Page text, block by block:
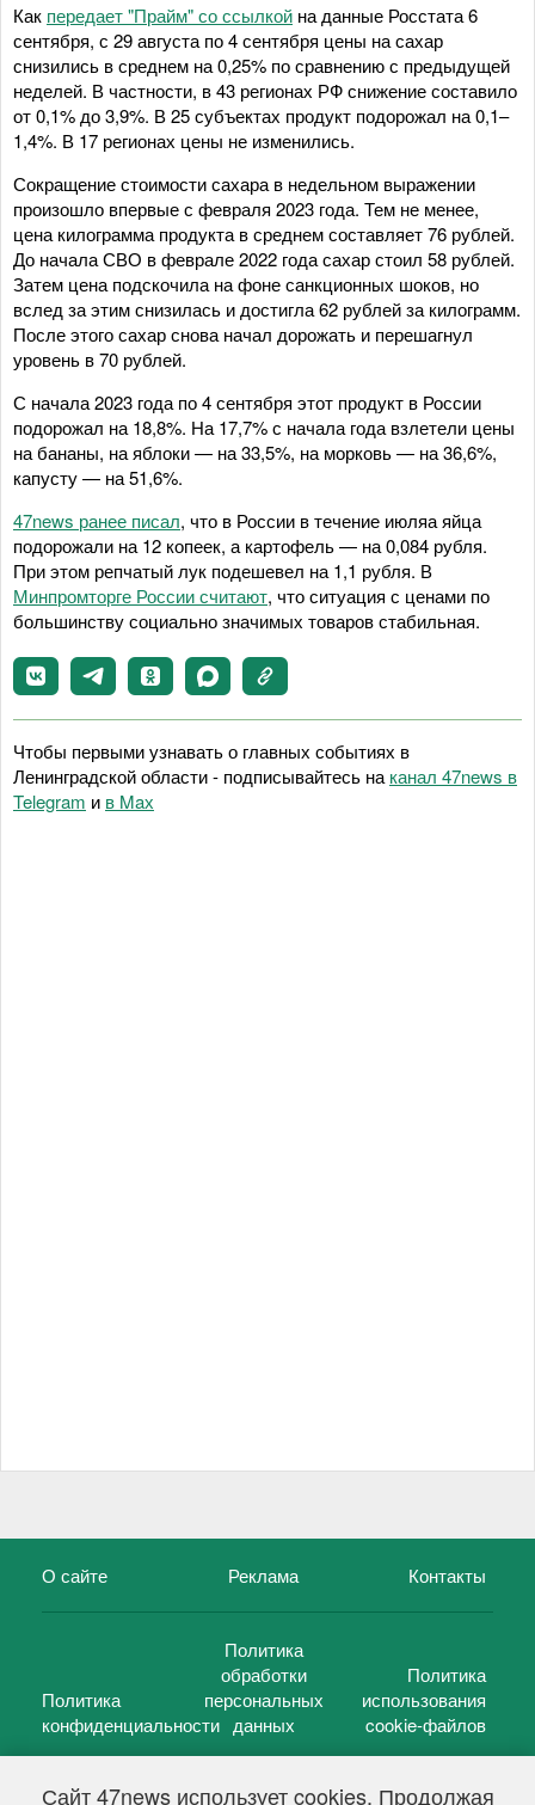
Сайт 47news использует cookies. Продолжая
Как передает "Прайм" со ссылкой на данные Росстата 6
сентября, с 29 августа по 4 сентября цены на сахар
снизились в среднем на 0,25% по сравнению с предыдущей
неделей. В частности, в 43 регионах РФ снижение составило
от 0,1% до 3,9%. В 25 субъектах продукт подорожал на 0,1–
1,4%. В 17 регионах цены не изменились.
Сокращение стоимости сахара в недельном выражении
произошло впервые с февраля 2023 года. Тем не менее,
цена килограмма продукта в среднем составляет 76 рублей.
До начала СВО в феврале 2022 года сахар стоил 58 рублей.
Затем цена подскочила на фоне санкционных шоков, но
вслед за этим снизилась и достигла 62 рублей за килограмм.
После этого сахар снова начал дорожать и перешагнул
уровень в 70 рублей.
С начала 2023 года по 4 сентября этот продукт в России
подорожал на 18,8%. На 17,7% с начала года взлетели цены
на бананы, на яблоки — на 33,5%, на морковь — на 36,6%,
капусту — на 51,6%.
47news ранее писал, что в России в течение июляа яйца
подорожали на 12 копеек, а картофель — на 0,084 рубля.
При этом репчатый лук подешевел на 1,1 рубля. В
Минпромторге России считают, что ситуация с ценами по
большинству социально значимых товаров стабильная.
Чтобы первыми узнавать о главных событиях в
Ленинградской области - подписывайтесь на канал 47news в
Telegram и в Maх
О сайте Реклама Контакты
Политика
конфиденциальности
Политика
обработки
персональных
данных
Политика
использования
cookie-файлов